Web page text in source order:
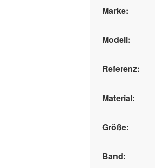
Marke:
Modell:
Referenz:
Material:
Größe:
Band: